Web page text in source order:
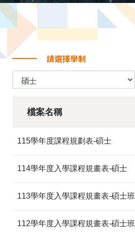
請選擇學制
檔案名稱
115學年度課程規劃表-碩士
114學年度入學課程規畫表-碩士
113學年度入學課程規畫表-碩士班
112學年度入學課程規畫表-碩士班